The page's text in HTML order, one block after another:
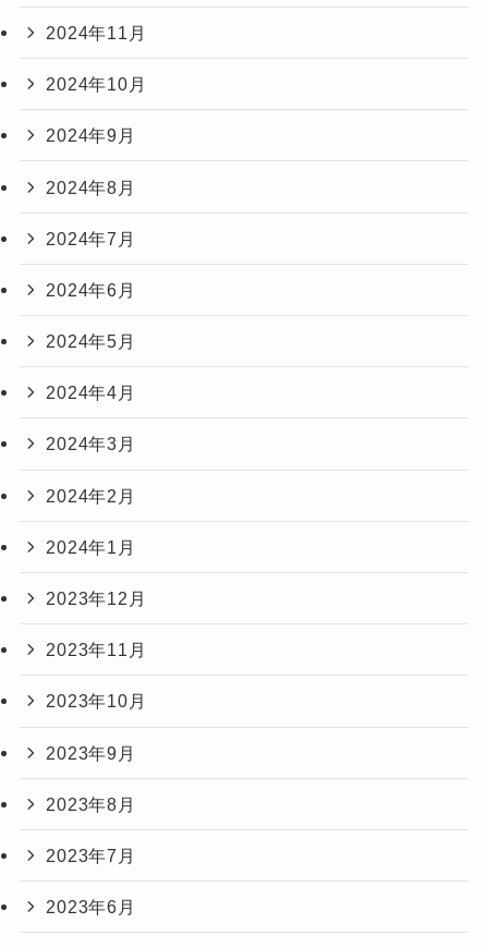
2024年11月
2024年10月
2024年9月
2024年8月
2024年7月
2024年6月
2024年5月
2024年4月
2024年3月
2024年2月
2024年1月
2023年12月
2023年11月
2023年10月
2023年9月
2023年8月
2023年7月
2023年6月